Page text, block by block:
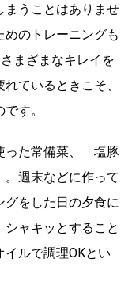
まうことはありませ
めのトレーニングも
まざまなキレイを
ているときこそ、
す。
った常備菜、「塩豚
。週末などに作って
をした日の夕食に
ャキッとすること
ルで調理OKとい